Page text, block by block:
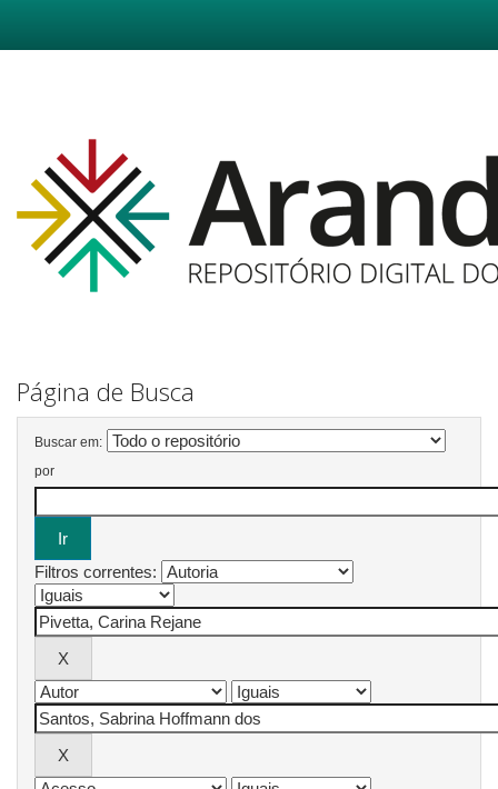
Página de Busca
Buscar em:
por
Filtros correntes: